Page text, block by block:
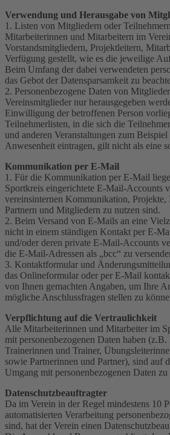
Verwendung und Herausgabe von
1. Listen von Mitgliedern oder
Mitarbeiterinnen und Mitarbeitern im
Vorstandsmitgliedern, Projektleitern,
Verfügung gestellt, wie es die jeweilige
Beim Umfang der dabei verwendeten
das Gebot der Datensparsamkeit zu
2. Personenbezogene Daten von
Vereinsmitglieder nur herausgegeben
Einwilligung der betroffenen Person
Teilnehmerlisten, in die sich die
und anderen Veranstaltungen zum
Anwesenheit eintragen, gilt nicht als eine
Kommunikation per E-Mail
1. Für die Kommunikation per E-Mail
Sportkreis eingerichtete E-Mail-Accounts
vereinsinternen Kommunikation,
Partnern und Mitgliedern zu nutzen sind.
2. Beim Versand von E-Mails an eine
nicht in einem ständigen Kontakt per E-
und/oder deren private E-Mail-Accounts
die E-Mail-Adressen als „bcc“ zu
3. Kontaktformular und
das Onlineformular oder per E-Mail
von Ihnen gemachten Angaben, um Ihre
mögliche Anschlussfragen stellen zu
Verpflichtung auf die Vertraulichkeit
Alle Mitarbeiterinnen und Mitarbeiter im
mit personenbezogenen Daten haben
Trainerinnen und Trainer,
sowie Partnerinnen und Partner), sind auf
Umgang mit personenbezogenen Daten
Datenschutzbeauftragter
Da im Verein in der Regel mindestens 10
automatisierten Verarbeitung
sind, hat der Verein einen